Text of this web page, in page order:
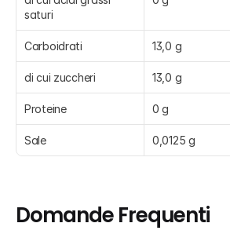
saturi
Carboidrati 13,0 g
di cui zuccheri 13,0 g
Proteine 0 g
Sale 0,0125 g
Domande Frequenti